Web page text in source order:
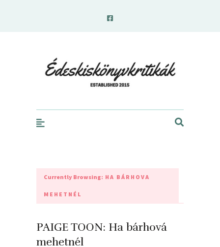
Currently Browsing: HA BÁRHOVA
MEHETNÉL
PAIGE TOON: Ha bárhová
mehetnél